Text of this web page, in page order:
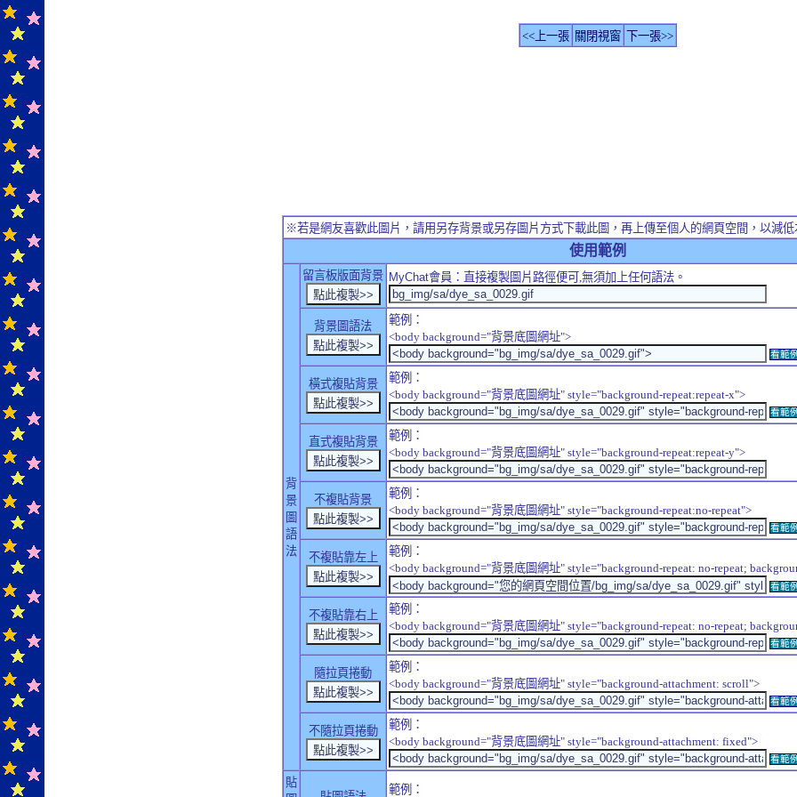
<<上一張 關閉視窗 下一張>>
※若是網友喜歡此圖片，請用另存背景或另存圖片方式下載此圖，再上傳至個人的網頁空間，以減低
使用範例
背
景
圖
語
法
留言板版面背景 MyChat會員：直接複製圖片路徑便可,無須加上任何語法。
背景圖語法
範例：
<body background="背景底圖網址">
看範例
橫式複貼背景
範例：
<body background="背景底圖網址" style="background-repeat:repeat-x">
看範例
直式複貼背景
範例：
<body background="背景底圖網址" style="background-repeat:repeat-y">
不複貼背景
範例：
<body background="背景底圖網址" style="background-repeat:no-repeat">
看範例
不複貼靠左上
範例：
<body background="背景底圖網址" style="background-repeat: no-repeat;
看範例
不複貼靠右上
範例：
<body background="背景底圖網址" style="background-repeat: no-repeat;
看範例
隨拉頁捲動
範例：
<body background="背景底圖網址" style="background-attachment: scroll">
看範例
不隨拉頁捲動
範例：
<body background="背景底圖網址" style="background-attachment: fixed">
看範例
貼
範例：